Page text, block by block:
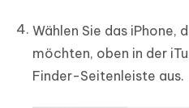
Wählen Sie das iPhone,
möchten, oben in der
Finder-Seitenleiste aus.